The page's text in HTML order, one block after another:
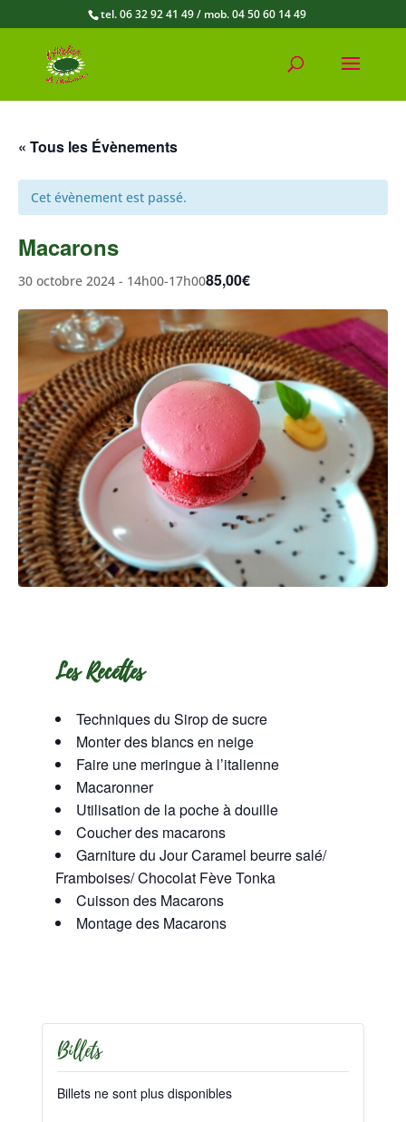
tel. 06 32 92 41 49 / mob. 04 50 60 14 49
« Tous les Évènements
Cet évènement est passé.
Macarons
30 octobre 2024 - 14h00-17h0085,00€
Les Recettes
Techniques du Sirop de sucre
Monter des blancs en neige
Faire une meringue à l’italienne
Macaronner
Utilisation de la poche à douille
Coucher des macarons
Garniture du Jour Caramel beurre salé/
Framboises/ Chocolat Fève Tonka
Cuisson des Macarons
Montage des Macarons
Billets
Billets ne sont plus disponibles